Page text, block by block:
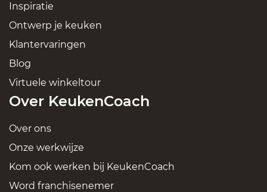
Inspiratie
Ontwerp je keuken
Klantervaringen
Blog
Virtuele winkeltour
Over KeukenCoach
Over ons
Onze werkwijze
Kom ook werken bij KeukenCoach
Word franchisenemer